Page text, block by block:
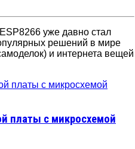
уже давно стал
решений в мире
и интернета вещей
платы с микросхемой